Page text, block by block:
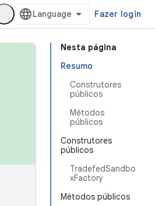
Fazer login
Nesta página
Resumo
Construtores
públicos
Métodos
públicos
Construtores
públicos
TradefedSandbo
xFactory
Métodos públicos